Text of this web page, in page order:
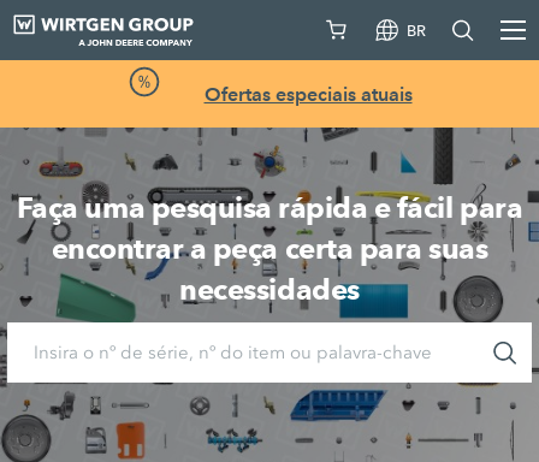
BR
Ofertas especiais atuais
Faça uma pesquisa rápida e fácil para
encontrar a peça certa para suas
necessidades